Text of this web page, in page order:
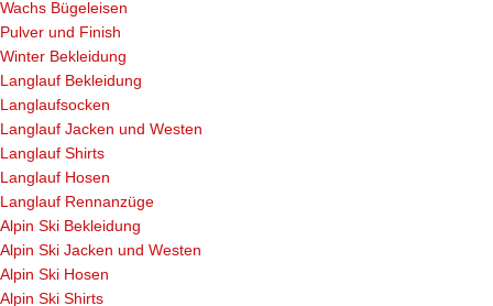
Wachs Bügeleisen
Pulver und Finish
Winter Bekleidung
Langlauf Bekleidung
Langlaufsocken
Langlauf Jacken und Westen
Langlauf Shirts
Langlauf Hosen
Langlauf Rennanzüge
Alpin Ski Bekleidung
Alpin Ski Jacken und Westen
Alpin Ski Hosen
Alpin Ski Shirts